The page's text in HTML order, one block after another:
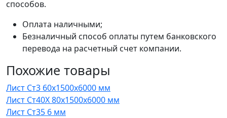
способов.
Оплата наличными;
Безналичный способ оплаты путем банковского
перевода на расчетный счет компании.
Похожие товары
Лист Ст3 60x1500x6000 мм
Лист Ст40Х 80x1500x6000 мм
Лист Ст35 6 мм